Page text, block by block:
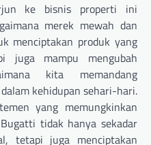
ke bisnis properti ini
merek mewah dan
menciptakan produk yang
juga mampu mengubah
kita memandang
kehidupan sehari-hari.
yang memungkinkan
tidak hanya sekadar
tetapi juga menciptakan